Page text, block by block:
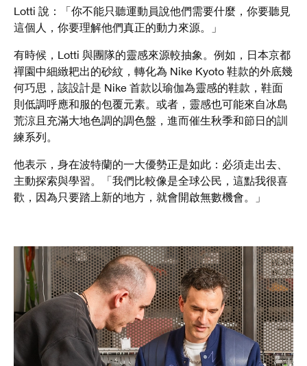
Lotti 說：「你不能只聽運動員說他們需要什麼，你要聽見
這個人，你要理解他們真正的動力來源。」
有時候，Lotti 與團隊的靈感來源較抽象。例如，日本京都
禪園中細緻耙出的砂紋，轉化為 Nike Kyoto 鞋款的外底幾
何巧思，該設計是 Nike 首款以瑜伽為靈感的鞋款，鞋面
則低調呼應和服的包覆元素。或者，靈感也可能來自冰島
荒涼且充滿大地色調的調色盤，進而催生秋季和節日的訓
練系列。
他表示，身在波特蘭的一大優勢正是如此：必須走出去、
主動探索與學習。「我們比較像是全球公民，這點我很喜
歡，因為只要踏上新的地方，就會開啟無數機會。」